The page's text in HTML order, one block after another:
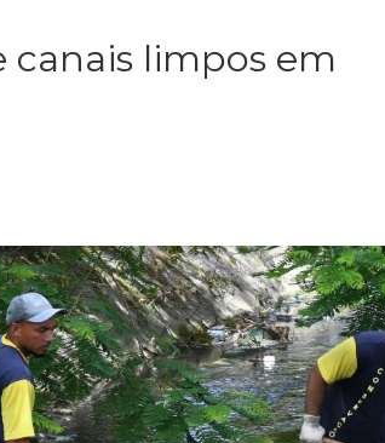
canais limpos em